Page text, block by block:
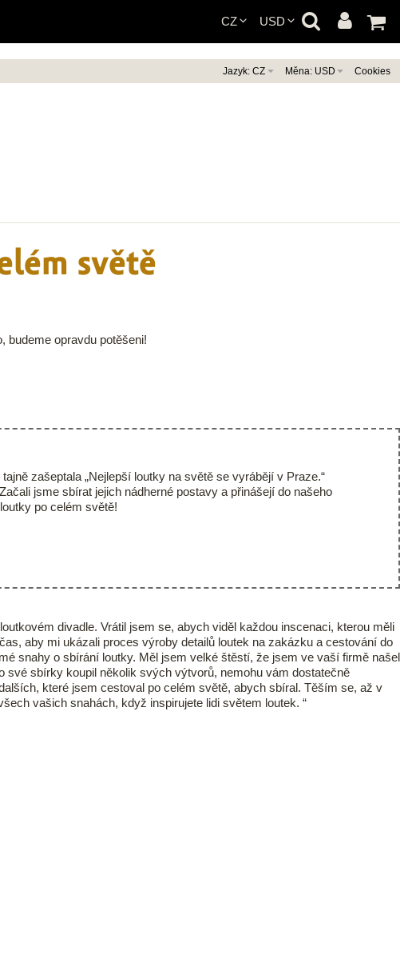
CZ USD
Jazyk: CZ
Měna: USD Cookies
světě
budeme opravdu potěšeni!
zašeptala „Nejlepší loutky na světě se vyrábějí v Praze.“
jsme sbírat jejich nádherné postavy a přinášejí do našeho
po celém světě!
divadle. Vrátil jsem se, abych viděl každou inscenaci, kterou měli
aby mi ukázali proces výroby detailů loutek na zakázku a cestování do
snahy o sbírání loutky. Měl jsem velké štěstí, že jsem ve vaší firmě našel
sbírky koupil několik svých výtvorů, nemohu vám dostatečně
které jsem cestoval po celém světě, abych sbíral. Těším se, až v
vašich snahách, když inspirujete lidi světem loutek. “